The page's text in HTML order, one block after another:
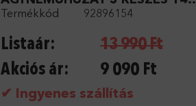
X 200 CM
Termékkód 92896154
Listaár: 13 990Ft
Akciós ár:
9 090 Ft
✔ Ingyenes szállítás